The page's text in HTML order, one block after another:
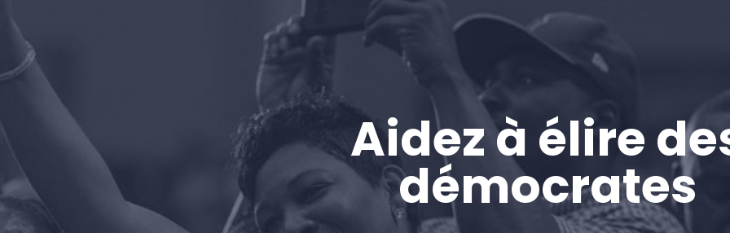
Shop
Take Back the Courts
Travailler avec nous
Action
Vote
Faire un don
Aidez à élire
démocrates